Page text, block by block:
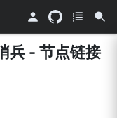
兵 - 节点链接